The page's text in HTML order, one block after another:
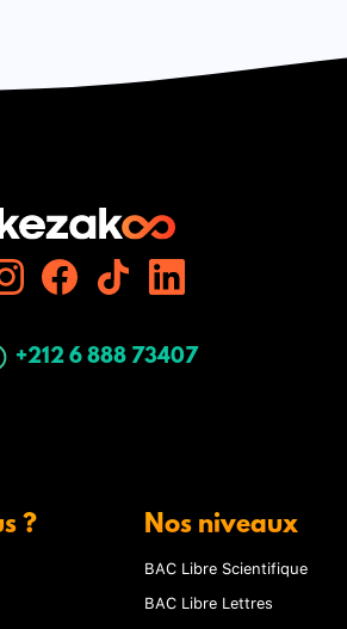
+212 6 888 73407
? Nos niveaux
BAC Libre Scientifique
BAC Libre Lettres